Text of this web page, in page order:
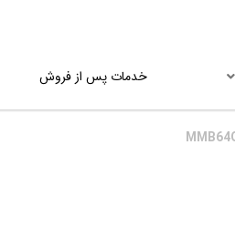
خدمات پس از فروش